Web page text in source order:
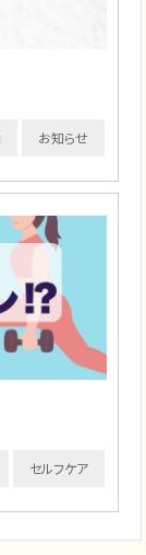
お知らせ
セルフケア